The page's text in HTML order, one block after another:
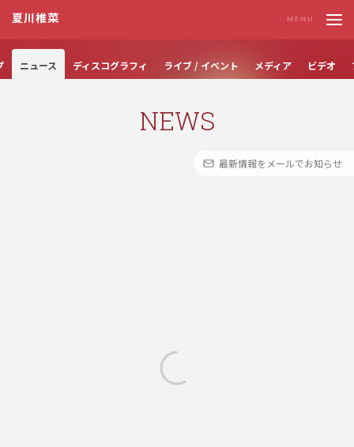
夏川椎菜
ニュース ディスコグラフィ ライブ / イベント メディア ビデオ
NEWS
最新情報をメールでお知らせ